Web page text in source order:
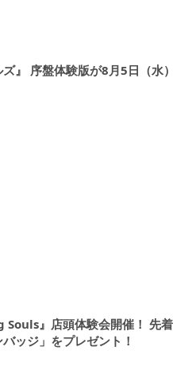
』 序盤体験版が8月5日（水）
Souls』店頭体験会開催！ 先着
ッジ」をプレゼント！